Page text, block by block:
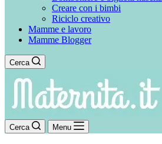
Creare con i bimbi
Riciclo creativo
Mamme e lavoro
Mamme Blogger
Cerca
Cerca Menu